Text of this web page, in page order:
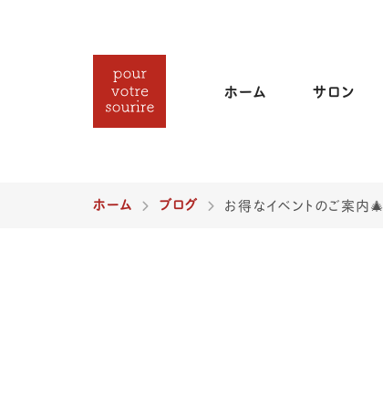
ホーム サロン
ホーム ブログ お得なイベントのご案内🎄